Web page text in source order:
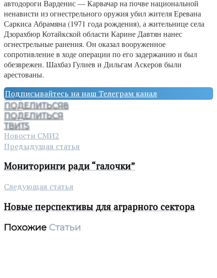
автодороги Варденис — Карвачар на почве национальной
ненависти из огнестрельного оружия убил жителя Еревана
Саркиса Абрамяна (1971 года рождения), а жительнице села
Дзорахбюр Котайкской области Карине Давтян нанес
огнестрельные ранения. Он оказал вооруженное
сопротивление в ходе операции по его задержанию и был
обезврежен. Шахбаз Гулиев и Дильгам Аскеров были
арестованы.
Подписывайтесь на наш Телеграм канал
ПОДЕЛИТЬСЯ8
ПОДЕЛИТЬСЯ
ТВИТ5
Новости СМИ2
Предыдущая статья
Мониторинги ради “галочки”
Следующая статья
Новые перспективы для аграрного сектора
Похожие Статьи